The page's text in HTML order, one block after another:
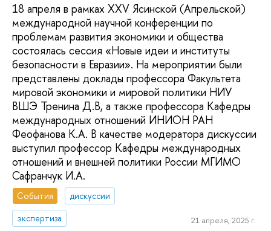
18 апреля в рамках XXV Ясинской (Апрельской)
международной научной конференции по
проблемам развития экономики и общества
состоялась сессия «Новые идеи и институты
безопасности в Евразии». На мероприятии были
представлены доклады профессора Факультета
мировой экономики и мировой политики НИУ
ВШЭ Тренина Д.В, а также профессора Кафедры
международных отношений ИНИОН РАН
Феофанова К.А. В качестве модератора дискуссии
выступил профессор Кафедры международных
отношений и внешней политики России МГИМО
Сафранчук И.А.
События
дискуссии
экспертиза
21 апреля, 2025 г.